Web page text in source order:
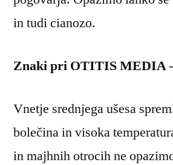
in tudi cianozo.
Znaki pri OTITIS MEDIA
Vnetje srednjega ušesa
bolečina in visoka
in majhnih otrocih ne